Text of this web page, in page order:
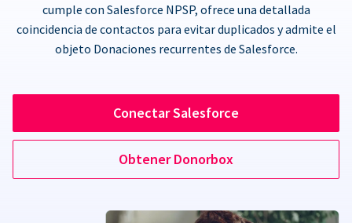
cumple con Salesforce NPSP, ofrece una detallada
coincidencia de contactos para evitar duplicados y admite el
objeto Donaciones recurrentes de Salesforce.
Conectar Salesforce
Obtener Donorbox